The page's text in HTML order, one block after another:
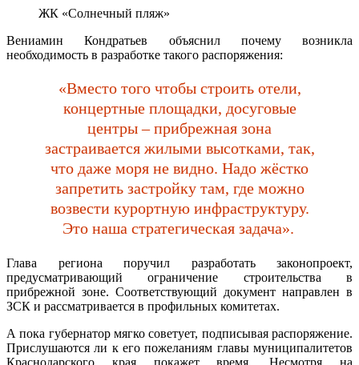
ЖК «Солнечный пляж»
Вениамин Кондратьев объяснил почему возникла
необходимость в разработке такого распоряжения:
«Вместо того чтобы строить отели,
концертные площадки, досуговые
центры – прибрежная зона
застраивается жилыми высотками, так,
что даже моря не видно. Надо жёстко
запретить застройку там, где можно
возвести курортную инфраструктуру.
Это наша стратегическая задача».
Глава региона поручил разработать законопроект,
предусматривающий ограничение строительства в
прибрежной зоне. Соответствующий документ направлен в
ЗСК и рассматривается в профильных комитетах.
А пока губернатор мягко советует, подписывая распоряжение.
Прислушаются ли к его пожеланиям главы муниципалитетов
Краснодарского края покажет время. Несмотря на